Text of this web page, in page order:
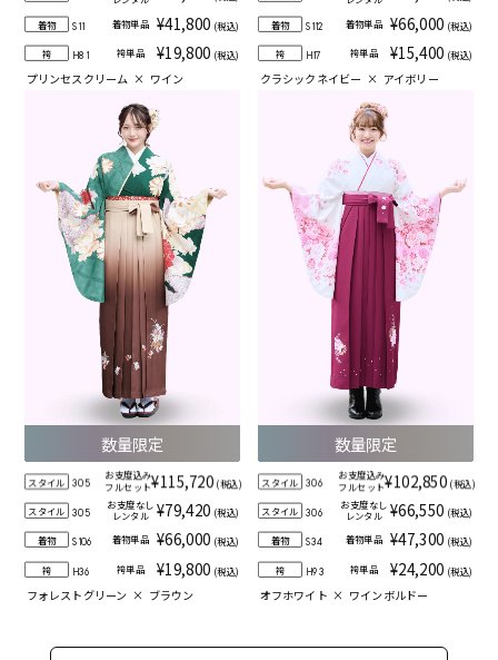
着物 S11 着物単品 ¥41,800 (税込)
袴 H81 袴単品 ¥19,800 (税込)
プリンセスクリーム × ワイン
着物 S112 着物単品 ¥66,000 (税込)
袴 H17 袴単品 ¥15,400 (税込)
クラシックネイビー × アイボリー
数量限定
スタイル 305
お支度込み
フルセット¥115,720 (税込)
スタイル 305
お支度なし
レンタル
¥79,420 (税込)
着物 S106 着物単品 ¥66,000 (税込)
袴 H36 袴単品 ¥19,800 (税込)
フォレストグリーン × ブラウン
数量限定
スタイル 306
お支度込み
フルセット¥102,850 (税込)
スタイル 306
お支度なし
レンタル ¥66,550 (税込)
着物 S34 着物単品 ¥47,300 (税込)
袴 H93 袴単品 ¥24,200 (税込)
オフホワイト × ワインボルドー